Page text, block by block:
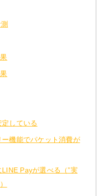
定している
機能でパケット消費が
Payが選べる（”実